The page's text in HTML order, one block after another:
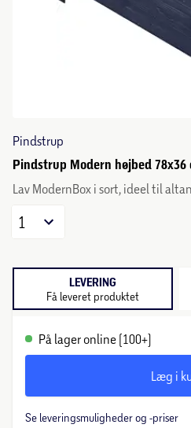
Pindstrup
Pindstrup Modern højbed 78x36
Lav ModernBox i sort, ideel til
1
LEVERING
Få leveret produktet
På lager online (100+)
Læg i
Se leveringsmuligheder og -priser